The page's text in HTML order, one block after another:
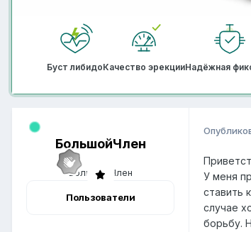
Буст либидоКачество эрекцииНадёжная
БольшойЧлен
Пользователи
У меня
ставить
случае
борьбу.